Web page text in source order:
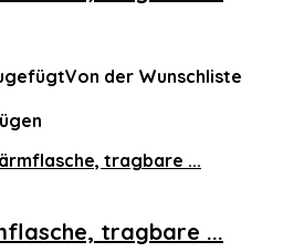
Von der Wunschliste
tragbare ...